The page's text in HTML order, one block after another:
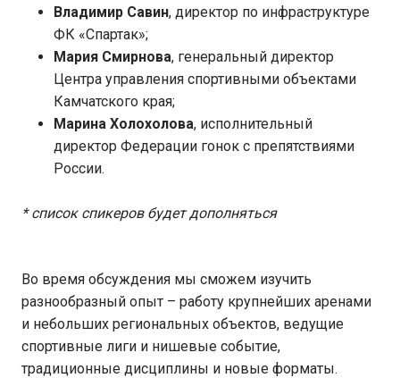
Владимир Савин, директор по инфраструктуре
ФК «Спартак»;
Мария Смирнова, генеральный директор
Центра управления спортивными объектами
Камчатского края;
Марина Холохолова, исполнительный
директор Федерации гонок с препятствиями
России.
* список спикеров будет дополняться
Во время обсуждения мы сможем изучить
разнообразный опыт – работу крупнейших аренами
и небольших региональных объектов, ведущие
спортивные лиги и нишевые событие,
традиционные дисциплины и новые форматы.